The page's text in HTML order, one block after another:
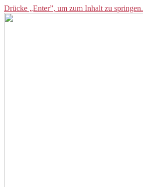
Drücke „Enter”, um zum Inhalt zu springen.